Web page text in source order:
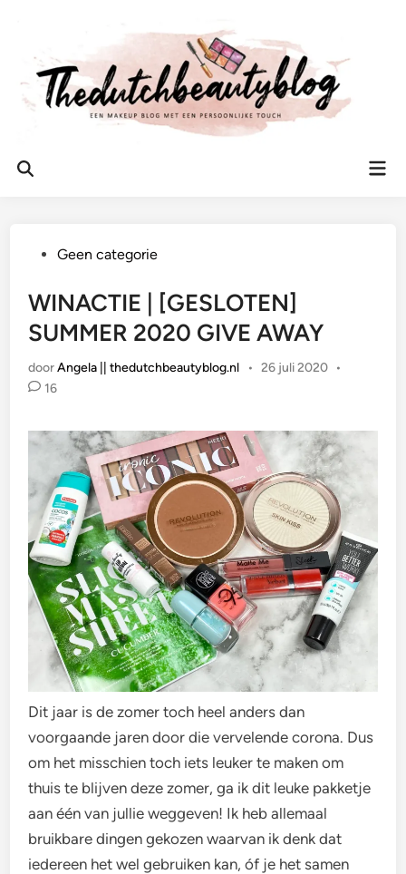
inhoud
Zoeken
Geplaatst
Geen categorie
WINACTIE | [GESLOTEN]
SUMMER 2020 GIVE AWAY
doorAngela || thedutchbeautyblog.nl • 26 juli 2020 •
16
Dit jaar is de zomer toch heel anders dan
voorgaande jaren door die vervelende corona. Dus
om het misschien toch iets leuker te maken om
thuis te blijven deze zomer, ga ik dit leuke pakketje
aan één van jullie weggeven! Ik heb allemaal
bruikbare dingen gekozen waarvan ik denk dat
iedereen het wel gebruiken kan, óf je het samen